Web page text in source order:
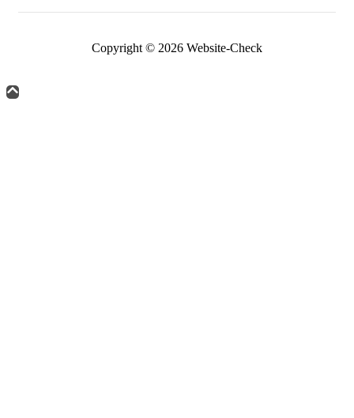
Copyright © 2026 Website-Check